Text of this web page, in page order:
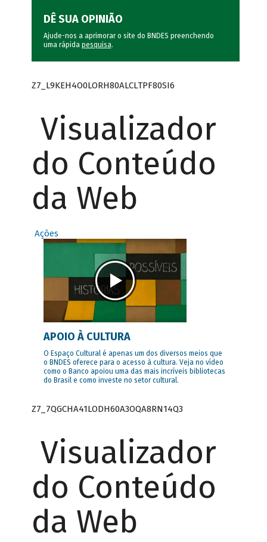
DÊ SUA OPINIÃO
Ajude-nos a aprimorar o site do BNDES preenchendo
uma rápida pesquisa.
Z7_L9KEH4O0LORH80ALCLTPF80SI6
Visualizador
do Conteúdo
da Web
Ações
APOIO À CULTURA
O Espaço Cultural é apenas um dos diversos meios que
o BNDES oferece para o acesso à cultura. Veja no vídeo
como o Banco apoiou uma das mais incríveis bibliotecas
do Brasil e como investe no setor cultural.
Z7_7QGCHA41LODH60A3OQA8RN14Q3
Visualizador
do Conteúdo
da Web